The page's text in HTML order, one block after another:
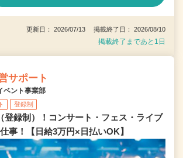
更新日： 2026/07/13 掲載終了日： 2026/08/10
掲載終了まであと1日
サポート
ベント事業部
登録制
登録制）！コンサート・フェス・ライブ
事！【日給3万円×日払いOK】